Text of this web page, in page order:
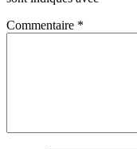
Commentaire *